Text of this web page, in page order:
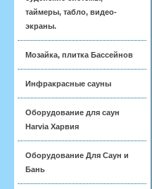
таймеры, табло, видео-
экраны.
Мозайка, плитка Бассейнов
Инфракрасные сауны
Оборудование для саун
Harvia Харвия
Оборудование Для Саун и
Бань